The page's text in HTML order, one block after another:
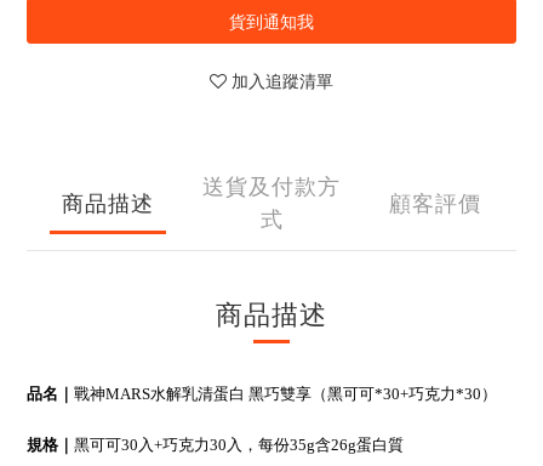
貨到通知我
加入追蹤清單
商品描述
送貨及付款方
式
顧客評價
商品描述
品名｜ 戰神MARS水解乳清蛋白 黑巧雙享（黑可可*30+巧克力*30 ）
規格｜ 黑可可30入+巧克力30入，每份35g含26g蛋白質